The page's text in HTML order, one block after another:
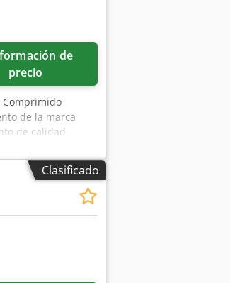
precio
Comprimido
de la marca
de calidad
1.
Kaeser CSDX 165
máx.: 8,5 bar
Equipado
en función de la
TF 280 Año
eléctrica:
1631 /
Modelo: Kaeser
Clasificado